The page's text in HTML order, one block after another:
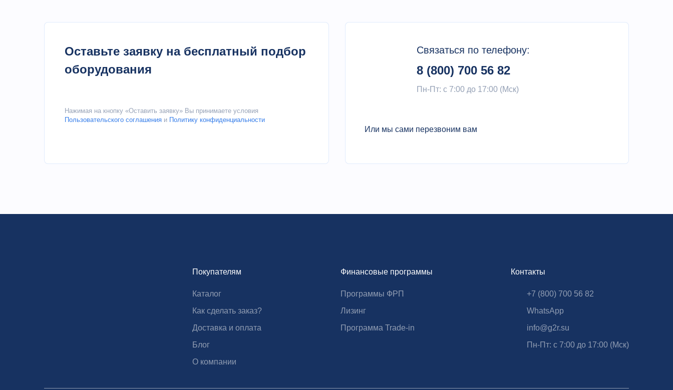
Автоматическая проверка неисправностей и интеллектуальная звуковая и визуальная
сигнализация
Технические характеристики
LKN9830
Коэффициент восстановления ≥99.5%
Оставьте заявку на бесплатный подбор
оборудования
Нажимая на кнопку «Оставить заявку» Вы принимаете условия
Пользовательского соглашения и Политику конфиденциальности
Связаться по телефону:
8 (800) 700 56 82
Пн-Пт: с 7:00 до 17:00 (Мск)
Или мы сами перезвоним вам
Покупателям
Каталог
Как сделать заказ?
Доставка и оплата
Блог
О компании
Финансовые программы
Программы ФРП
Лизинг
Программа Trade-in
Контакты
+7 (800) 700 56 82
WhatsApp
info@g2r.su
Пн-Пт: с 7:00 до 17:00 (Мск)